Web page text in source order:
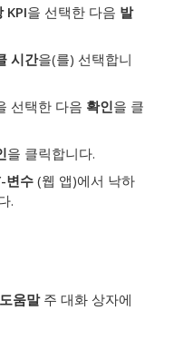
KPI을 선택한 다음 발
시간을(를) 선택합니
선택한 다음 확인을 클
을 클릭합니다.
변수 (웹 앱)에서 낙하
.
도움말주 대화 상자에